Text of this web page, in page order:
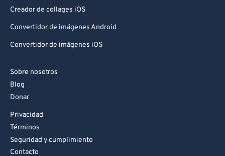
Creador de collages iOS
Convertidor de imágenes Android
Convertidor de imágenes iOS
Sobre nosotros
Blog
Donar
Privacidad
Términos
Seguridad y cumplimiento
Contacto